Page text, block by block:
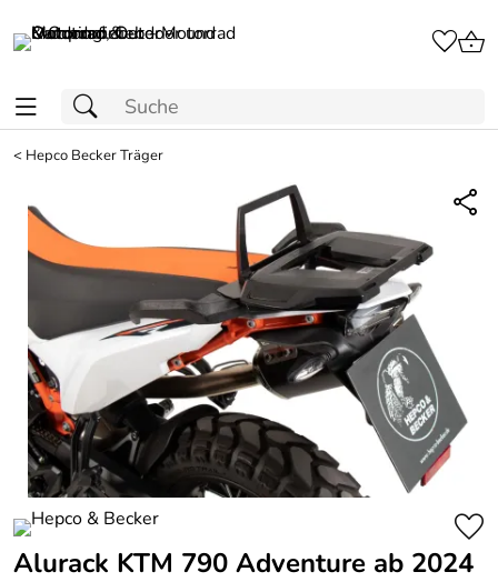
< Hepco Becker Träger
Alurack KTM 790 Adventure ab 2024